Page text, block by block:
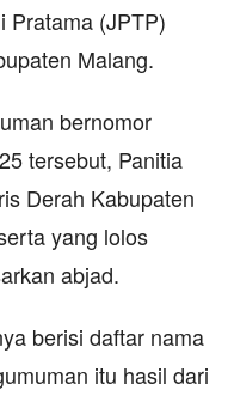
Pratama (JPTP)
Malang.
bernomor
tersebut, Panitia
Derah Kabupaten
yang lolos
abjad.
berisi daftar nama
itu hasil dari